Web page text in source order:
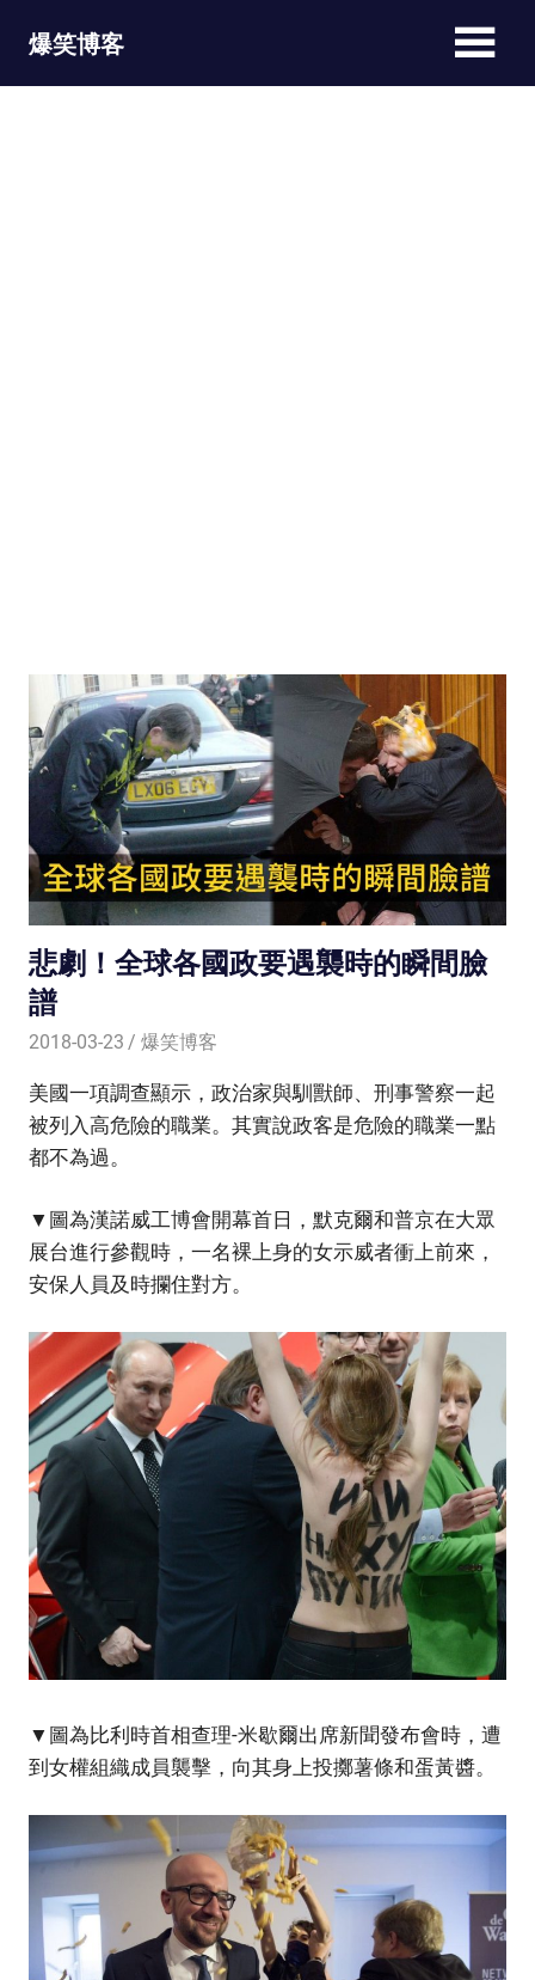
爆笑博客
悲劇！全球各國政要遇襲時的瞬間臉
譜
2018-03-23 爆笑博客
美國一項調查顯示，政治家與馴獸師、刑事警察一起
被列入高危險的職業。其實說政客是危險的職業一點
都不為過。
▼圖為漢諾威工博會開幕首日，默克爾和普京在大眾
展台進行參觀時，一名裸上身的女示威者衝上前來，
安保人員及時攔住對方。
▼圖為比利時首相查理-米歇爾出席新聞發布會時，遭
到女權組織成員襲擊，向其身上投擲薯條和蛋黃醬。